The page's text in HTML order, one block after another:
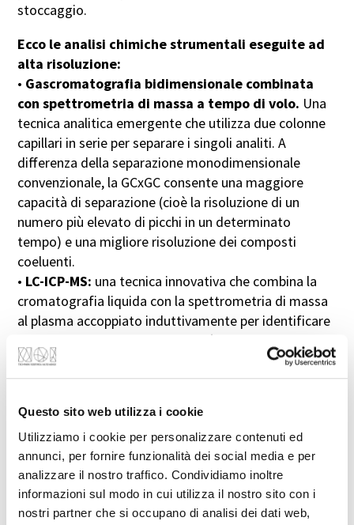
Questo sito web utilizza i cookie
Utilizziamo i cookie per personalizzare contenuti ed
annunci, per fornire funzionalità dei social media e per
analizzare il nostro traffico. Condividiamo inoltre
informazioni sul modo in cui utilizza il nostro sito con i
nostri partner che si occupano di analisi dei dati web,
stoccaggio.
Ecco le analisi chimiche strumentali eseguite ad
alta risoluzione:
• Gascromatografia bidimensionale combinata
con spettrometria di massa a tempo di volo. Una
tecnica analitica emergente che utilizza due colonne
capillari in serie per separare i singoli analiti. A
differenza della separazione monodimensionale
convenzionale, la GCxGC consente una maggiore
capacità di separazione (cioè la risoluzione di un
numero più elevato di picchi in un determinato
tempo) e una migliore risoluzione dei composti
coeluenti.
• LC-ICP-MS: una tecnica innovativa che combina la
cromatografia liquida con la spettrometria di massa
al plasma accoppiato induttivamente per identificare
i composti organici e misurare più elementi
contemporaneamente.
•Analisi enologiche standard.Apparecchiature per
alcolico, acidità libera e titolabile, anidride solforosa),
analisi enzimatiche manuali e automatizzate
(glucosio, fruttosio, acido malico, acido lattico) e
analisi di altri parametri qualitativi mediante HPLC
accoppiato a DAD e fluorimetro.
Telefono (facoltativo)
Indirizzo E-Mail
Messaggio
Confermo di aver letto e compreso l’informativa
relativa al trattamento dei dati personali ai sensi
dell’articolo 13 del Regolamento (UE) 2016/679.
(Maggiori informazioni)
Invia
Contatto diretto:+39 0471 066 648